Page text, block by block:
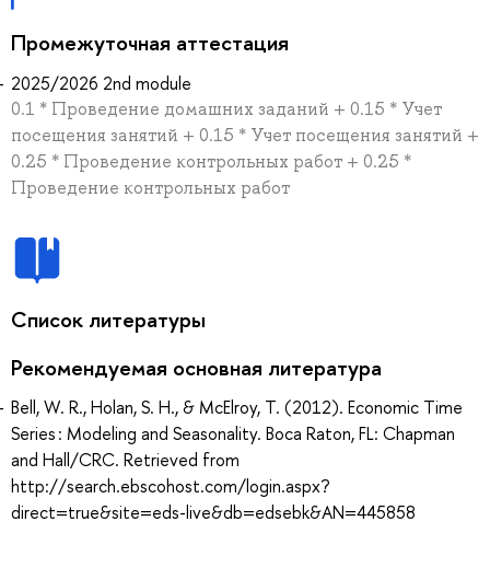
Промежуточная аттестация
2025/2026 2nd module
0.1 * Проведение домашних заданий + 0.15 * Учет
посещения занятий + 0.15 * Учет посещения занятий +
0.25 * Проведение контрольных работ + 0.25 *
Проведение контрольных работ
Список литературы
Рекомендуемая основная литература
Bell, W. R., Holan, S. H., & McElroy, T. (2012). Economic Time
Series : Modeling and Seasonality. Boca Raton, FL: Chapman
and Hall/CRC. Retrieved from
http://search.ebscohost.com/login.aspx?
direct=true&site=eds-live&db=edsebk&AN=445858